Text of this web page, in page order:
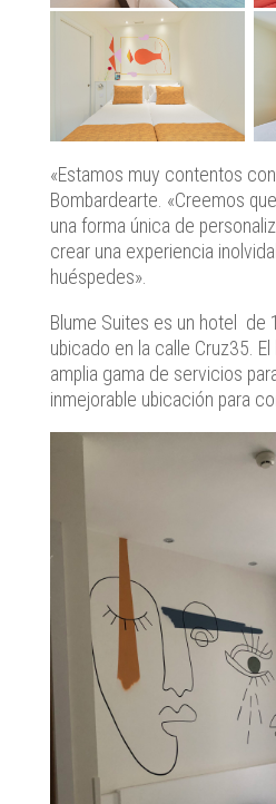
«Estamos muy contentos
Bombardearte. «Creemos
una forma única de
crear una experiencia
huéspedes».
Blume Suites es un hotel de
ubicado en la calle Cruz35.
amplia gama de servicios
inmejorable ubicación para